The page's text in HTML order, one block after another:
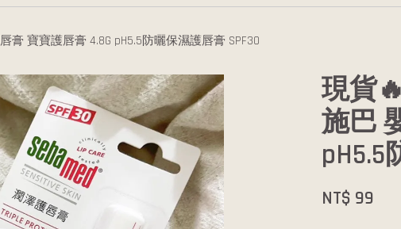
膏 寶寶護唇膏 4.8G pH5.5防曬保濕護唇膏 SPF30
現貨
施巴
pH5.5
NT$ 99